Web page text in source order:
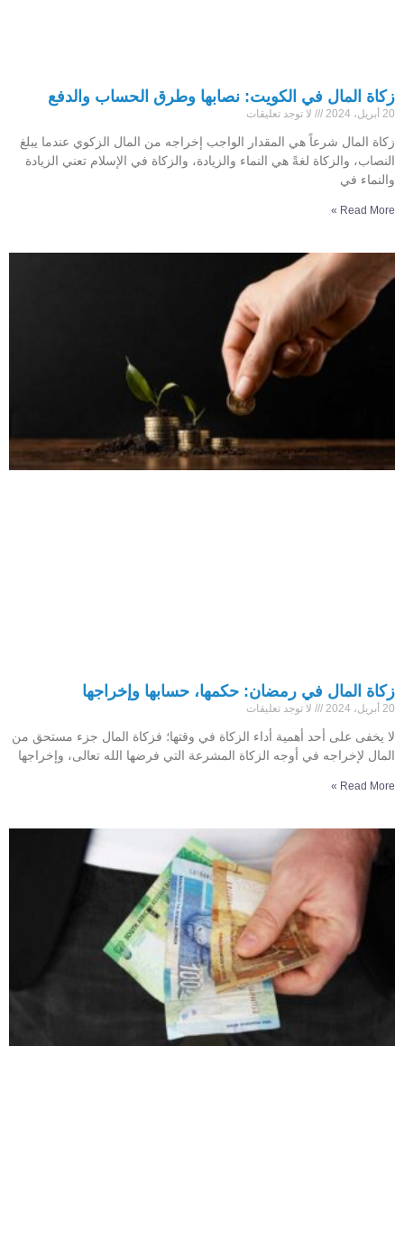
زكاة المال في الكويت: نصابها وطرق الحساب والدفع
20 أبريل، 2024 لا توجد تعليقات
زكاة المال شرعاً هي المقدار الواجب إخراجه من المال الزكوي عندما يبلغ
النصاب، والزكاة لغةً هي النماء والزيادة، والزكاة في الإسلام تعني الزيادة
والنماء في
Read More »
زكاة المال في رمضان: حكمها، حسابها وإخراجها
20 أبريل، 2024 لا توجد تعليقات
لا يخفى على أحد أهمية أداء الزكاة في وقتها؛ فزكاة المال جزء مستحق من
المال لإخراجه في أوجه الزكاة المشرعة التي فرضها الله تعالى، وإخراجها
Read More »